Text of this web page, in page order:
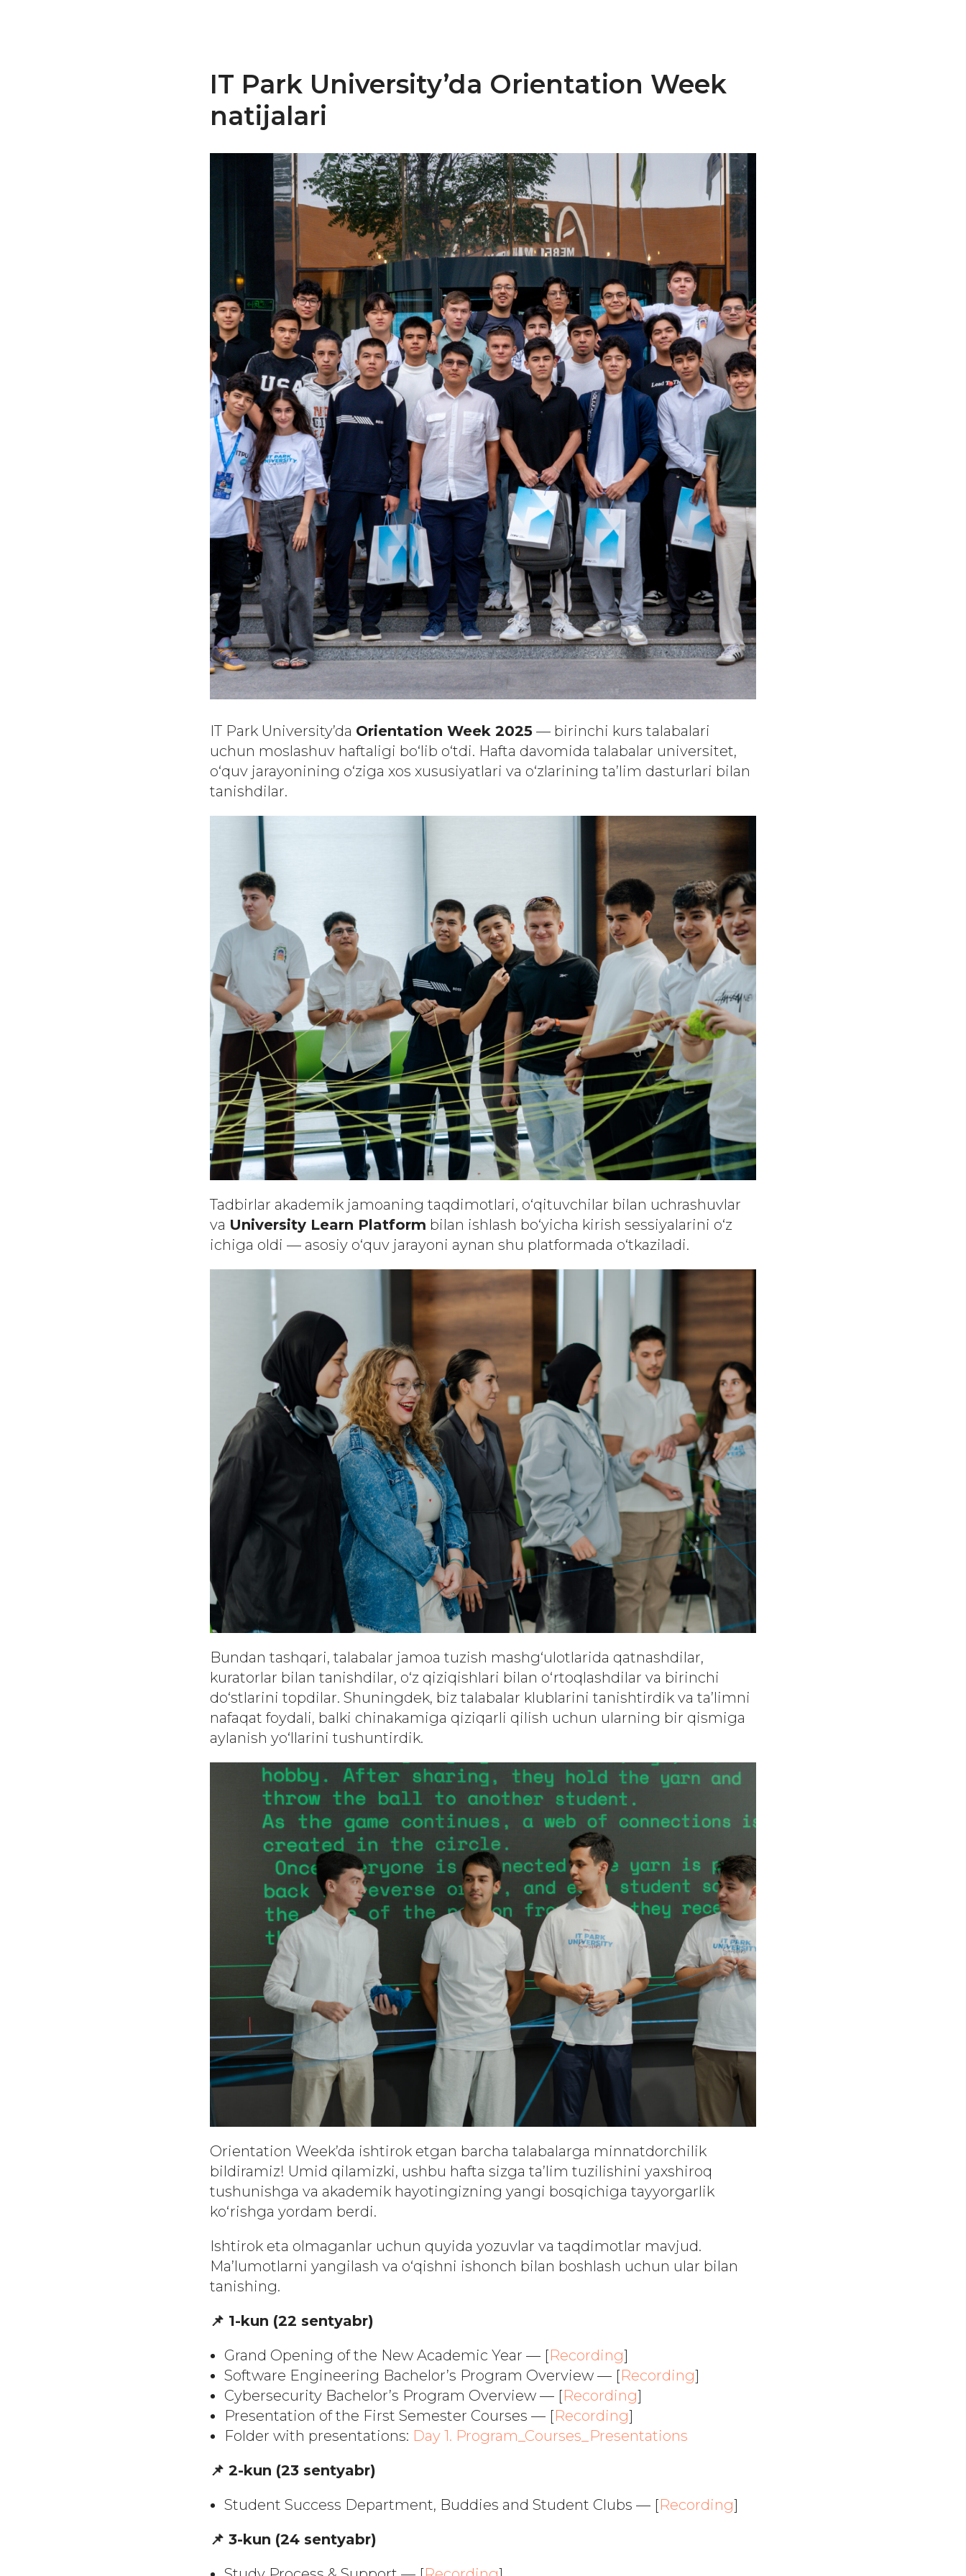
IT Park University’da Orientation Week
natijalari
IT Park University’da Orientation Week 2025 — birinchi kurs talabalari
uchun moslashuv haftaligi bo‘lib o‘tdi. Hafta davomida talabalar universitet,
o‘quv jarayonining o‘ziga xos xususiyatlari va o‘zlarining ta’lim dasturlari bilan
tanishdilar.
Tadbirlar akademik jamoaning taqdimotlari, o‘qituvchilar bilan uchrashuvlar
va University Learn Platform bilan ishlash bo‘yicha kirish sessiyalarini o‘z
ichiga oldi — asosiy o‘quv jarayoni aynan shu platformada o‘tkaziladi.
Bundan tashqari, talabalar jamoa tuzish mashg‘ulotlarida qatnashdilar,
kuratorlar bilan tanishdilar, o‘z qiziqishlari bilan o‘rtoqlashdilar va birinchi
do‘stlarini topdilar. Shuningdek, biz talabalar klublarini tanishtirdik va ta’limni
nafaqat foydali, balki chinakamiga qiziqarli qilish uchun ularning bir qismiga
aylanish yo‘llarini tushuntirdik.
Orientation Week’da ishtirok etgan barcha talabalarga minnatdorchilik
bildiramiz! Umid qilamizki, ushbu hafta sizga ta’lim tuzilishini yaxshiroq
tushunishga va akademik hayotingizning yangi bosqichiga tayyorgarlik
ko‘rishga yordam berdi.
Ishtirok eta olmaganlar uchun quyida yozuvlar va taqdimotlar mavjud.
Ma’lumotlarni yangilash va o‘qishni ishonch bilan boshlash uchun ular bilan
tanishing.
📌 1-kun (22 sentyabr)
Grand Opening of the New Academic Year — [Recording]
Software Engineering Bachelor’s Program Overview — [Recording]
Cybersecurity Bachelor’s Program Overview — [Recording]
Presentation of the First Semester Courses — [Recording]
Folder with presentations: Day 1. Program_Courses_Presentations
📌 2-kun (23 sentyabr)
Student Success Department, Buddies and Student Clubs — [Recording]
📌 3-kun (24 sentyabr)